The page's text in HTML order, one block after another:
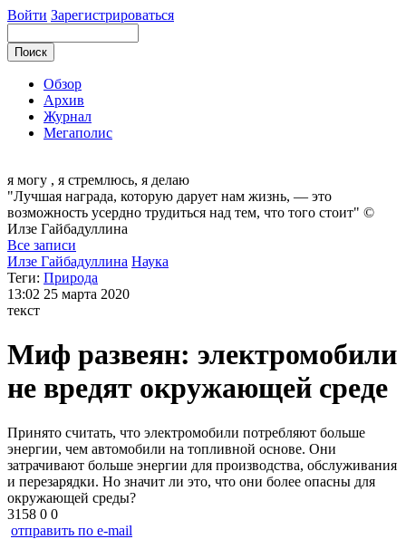
Войти Зарегистрироваться
Обзор
Архив
Журнал
Мегаполис
я могу , я стремлюсь, я делаю
"Лучшая награда, которую дарует нам жизнь, — это
возможность усердно трудиться над тем, что того стоит" ©
Илзе Гайбадуллина
Все записи
Илзе Гайбадуллина Наука
Теги: Природа
13:02 25 марта 2020
текст
Миф развеян: электромобили
не вредят окружающей среде
Принято считать, что электромобили потребляют больше
энергии, чем автомобили на топливной основе. Они
затрачивают больше энергии для производства, обслуживания
и перезарядки. Но значит ли это, что они более опасны для
окружающей среды?
3158 0 0
отправить по e-mail